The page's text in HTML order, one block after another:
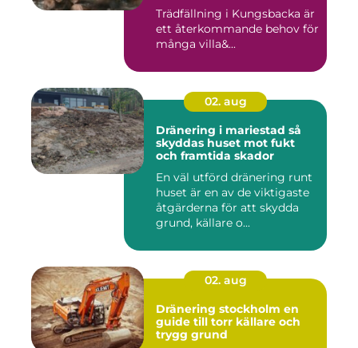
Trädfällning i Kungsbacka är
ett återkommande behov för
många villa&...
02. aug
Dränering i mariestad så
skyddas huset mot fukt
och framtida skador
En väl utförd dränering runt
huset är en av de viktigaste
åtgärderna för att skydda
grund, källare o...
02. aug
Dränering stockholm en
guide till torr källare och
trygg grund